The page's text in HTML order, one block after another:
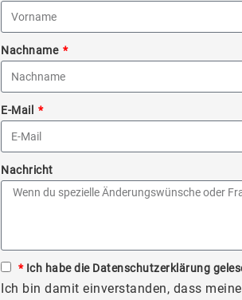
Nachname
E-Mail
Nachricht
*Ich habe die Datenschutzerklärung
Ich bin damit einverstanden, dass